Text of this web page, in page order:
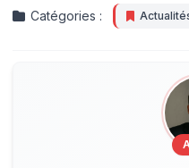
Catégories :